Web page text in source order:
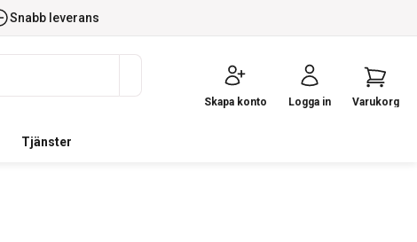
Snabb leverans
Skapa konto Logga in Varukorg
Tjänster